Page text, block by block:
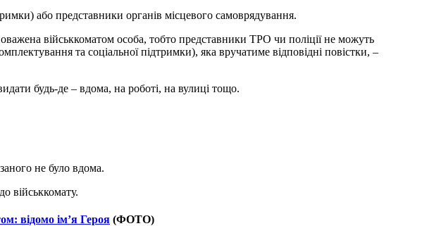
або представники органів місцевого самоврядування.
військкоматом особа, тобто представники ТРО чи поліції не можуть
та соціальної підтримки), яка вручатиме відповідні повістки, –
будь-де – вдома, на роботі, на вулиці тощо.
не було вдома.
військкомату.
відомо ім’я Героя (ФОТО)